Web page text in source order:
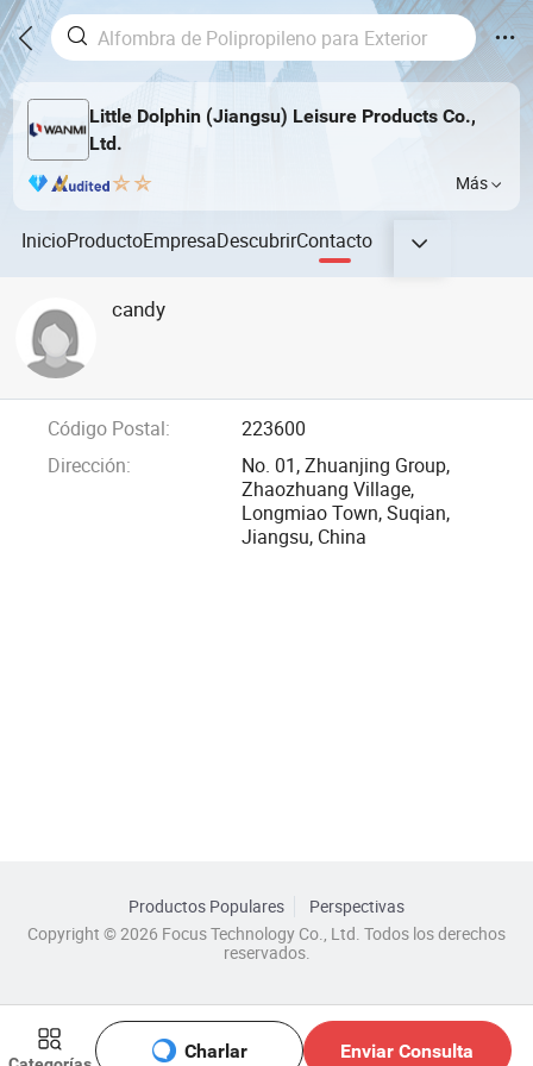
Little Dolphin (Jiangsu) Leisure Products Co.,
Ltd.
Más
InicioProductoEmpresaDescubrirContacto
Charlar Enviar Consulta
candy
Código Postal:
223600
Dirección:
No. 01, Zhuanjing Group,
Zhaozhuang Village,
Longmiao Town, Suqian,
Jiangsu, China
Productos Populares
Perspectivas
Copyright © 2026 Focus Technology Co., Ltd. Todos los derechos
reservados.